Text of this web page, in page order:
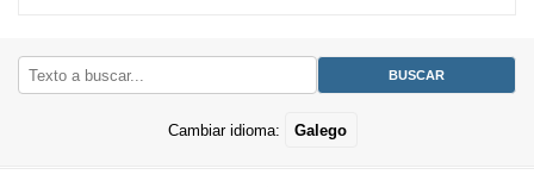
Cambiar idioma: Galego